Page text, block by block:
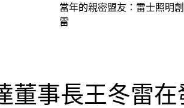
當年的親密盟友：雷士照明
雷
董事長王冬雷